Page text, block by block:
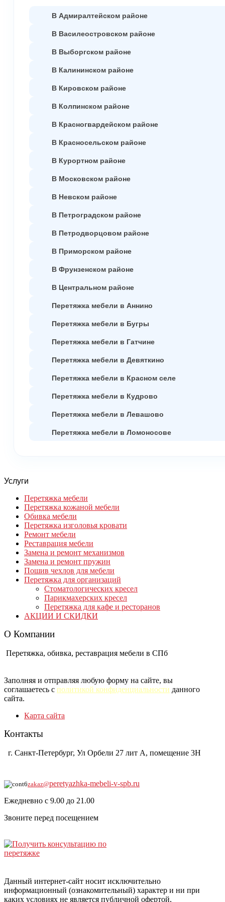
В Адмиралтейском районе
В Василеостровском районе
В Выборгском районе
В Калининском районе
В Кировском районе
В Колпинском районе
В Красногвардейском районе
В Красносельском районе
В Курортном районе
В Московском районе
В Невском районе
В Петроградском районе
В Петродворцовом районе
В Приморском районе
В Фрунзенском районе
В Центральном районе
Перетяжка мебели в Аннино
Перетяжка мебели в Бугры
Перетяжка мебели в Гатчине
Перетяжка мебели в Девяткино
Перетяжка мебели в Красном селе
Перетяжка мебели в Кудрово
Перетяжка мебели в Левашово
Перетяжка мебели в Ломоносове
Услуги
Перетяжка мебели
Перетяжка кожаной мебели
Обивка мебели
Перетяжка изголовья кровати
Ремонт мебели
Реставрация мебели
Замена и ремонт механизмов
Замена и ремонт пружин
Пошив чехлов для мебели
Перетяжка для организаций
Стоматологических кресел
Парикмахерских кресел
Перетяжка для кафе и ресторанов
АКЦИИ И СКИДКИ
О Компании
Перетяжка, обивка, реставрация мебели в СПб
Заполняя и отправляя любую форму на сайте, вы
соглашаетесь с политикой конфиденциальности данного
сайта.
Карта сайта
Контакты
г. Санкт-Петербург, Ул Орбели 27 лит А, помещение 3Н
zakaz@peretyazhka-mebeli-v-spb.ru
Ежедневно с 9.00 до 21.00
Звоните перед посещением
Данный интернет-сайт носит исключительно
информационный (ознакомительный) характер и ни при
каких условиях не является публичной офертой,